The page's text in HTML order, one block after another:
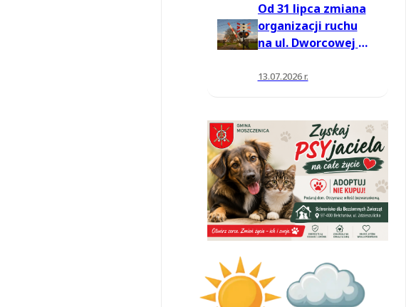
Od 31 lipca zmiana
organizacji ruchu
na ul. Dworcowej w
13.07.2026 r.